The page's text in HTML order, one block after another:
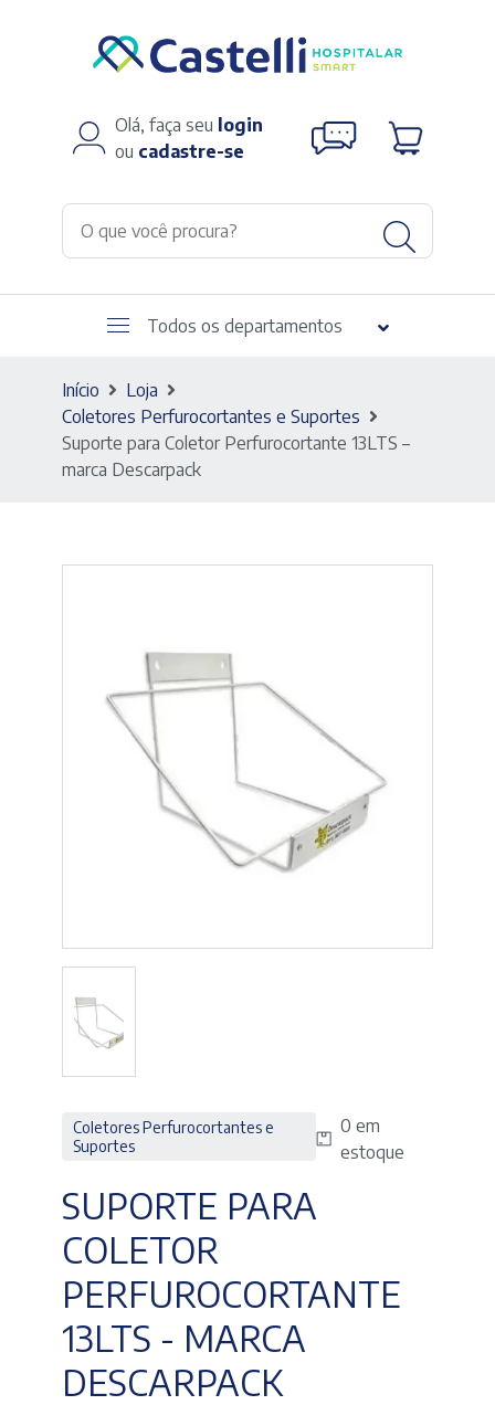
Olá, faça seu login
ou cadastre-se
Todos os departamentos
Início
Loja
Coletores Perfurocortantes e Suportes
Suporte para Coletor Perfurocortante 13LTS –
marca Descarpack
Coletores Perfurocortantes e
Suportes
0 em
estoque
SUPORTE PARA
COLETOR
PERFUROCORTANTE
13LTS - MARCA
DESCARPACK